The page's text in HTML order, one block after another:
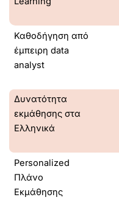
Καθοδήγηση από
έμπειρη data
analyst
Δυνατότητα
εκμάθησης στα
Ελληνικά
Personalized
Πλάνο
Εκμάθησης